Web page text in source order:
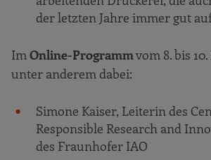
der letzten Jahre immer gut
Im Online-Programmvom 8. bis
unter anderem dabei:
Simone Kaiser, Leiterin des
Responsible Research and
des Fraunhofer IAO